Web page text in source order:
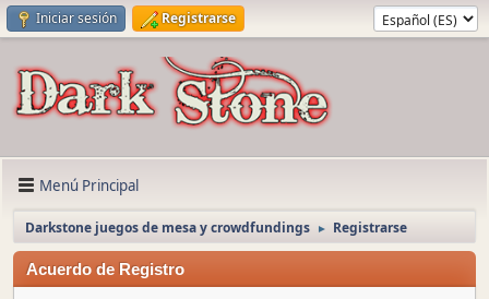
Iniciar sesión Registrarse
Menú Principal
Darkstone juegos de mesa y crowdfundings ► Registrarse
Acuerdo de Registro